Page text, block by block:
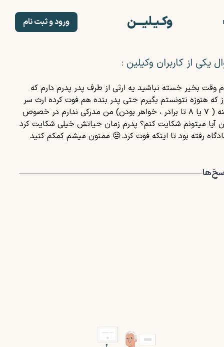
وکـیـلیـــن
ورود و ثبت نام
ثبت نام وکلا
وکلا
خدمات
بلاگ
مشاوره حقوقی رایگان
درباره ما
یکی از کاربران وکیلین :
وقت بخیر خسته نباشید یه ارثی از طرف پدر پدرم دارم که
که هنوزه نتونستم بگیرم حتی پدر بنده هم فوت کرده ارث سر
زمینه ( ۷ یا ۸ تا برادر ، خواهر بودن) من مدرکی ندارم در خصوص
آیا میتونم شکایت کنم؟ پدرم زمان حیاتش خیلی شکایت کرد
رفته بود تا اینکه فوت کرد.😔 ممنون میشم کمکم کنید